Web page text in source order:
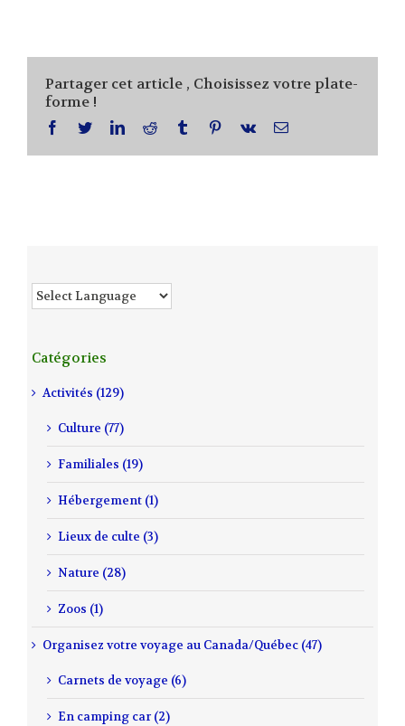
Partager cet article , Choisissez votre plate-
forme !
facebook
twitterlinkedinreddit tumblr pinterest
vk Email
Catégories
Activités (129)
Culture (77)
Familiales (19)
Hébergement (1)
Lieux de culte (3)
Nature (28)
Zoos (1)
Organisez votre voyage au Canada/Québec (47)
Carnets de voyage (6)
En camping car (2)